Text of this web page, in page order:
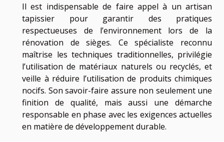
Il est indispensable de faire appel à un artisan
tapissier pour garantir des pratiques
respectueuses de l’environnement lors de la
rénovation de sièges. Ce spécialiste reconnu
maîtrise les techniques traditionnelles, privilégie
l’utilisation de matériaux naturels ou recyclés, et
veille à réduire l’utilisation de produits chimiques
nocifs. Son savoir-faire assure non seulement une
finition de qualité, mais aussi une démarche
responsable en phase avec les exigences actuelles
en matière de développement durable.